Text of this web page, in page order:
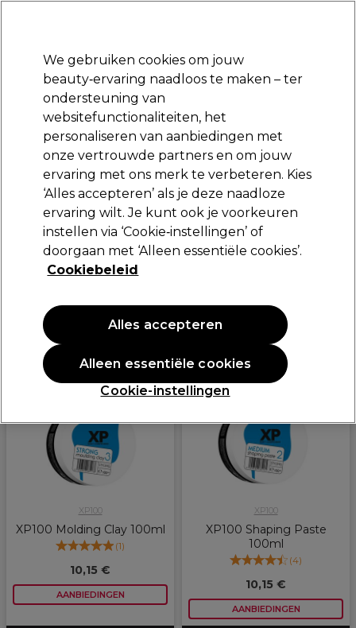
Aanmelden
Merken Deals Haar Elektra
Volgende dag geleverd*
Na verzending, maandag t/m vrijdag
Haar Styling Wax en styling crème
Wax en styling crème
Sorteren op:Populariteit
PROMOTIE
XP100
XP100 Molding Clay 100ml
(1)
10,15 €
AANBIEDINGEN
PROMOTIE
XP100
XP100 Shaping Paste
100ml
(4)
10,15 €
AANBIEDINGEN
We gebruiken cookies om jouw
beauty‑ervaring naadloos te maken – ter
ondersteuning van
websitefunctionaliteiten, het
personaliseren van aanbiedingen met
onze vertrouwde partners en om jouw
ervaring met ons merk te verbeteren. Kies
‘Alles accepteren’ als je deze naadloze
ervaring wilt. Je kunt ook je voorkeuren
instellen via ‘Cookie‑instellingen’ of
doorgaan met ‘Alleen essentiële cookies’.
Cookiebeleid
Cookie-instellingen
Alleen essentiële cookies
Alles accepteren